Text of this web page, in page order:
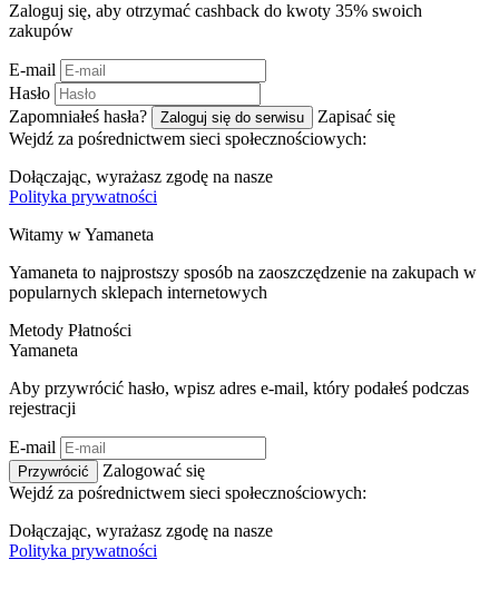
Zaloguj się, aby otrzymać cashback do kwoty 35% swoich
zakupów
E-mail
Hasło
Zapomniałeś hasła?
Zaloguj się do serwisu
Zapisać się
Wejdź za pośrednictwem sieci społecznościowych:
Dołączając, wyrażasz zgodę na nasze
Polityka prywatności
Witamy wYamaneta
Yamaneta to najprostszy sposób na zaoszczędzenie na zakupach w
popularnych sklepach internetowych
Metody Płatności
Yamaneta
Aby przywrócić hasło, wpisz adres e-mail, który podałeś podczas
rejestracji
E-mail
Przywrócić
Zalogować się
Wejdź za pośrednictwem sieci społecznościowych:
Dołączając, wyrażasz zgodę na nasze
Polityka prywatności